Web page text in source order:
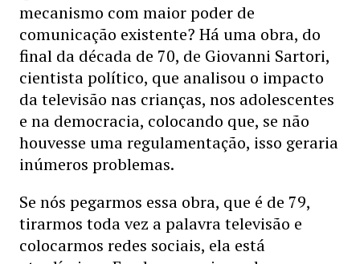
mecanismo com maior poder de
comunicação existente? Há uma obra, do
final da década de 70, de Giovanni Sartori,
cientista político, que analisou o impacto
da televisão nas crianças, nos adolescentes
e na democracia, colocando que, se não
houvesse uma regulamentação, isso geraria
inúmeros problemas.
Se nós pegarmos essa obra, que é de 79,
tirarmos toda vez a palavra televisão e
colocarmos redes sociais, ela está